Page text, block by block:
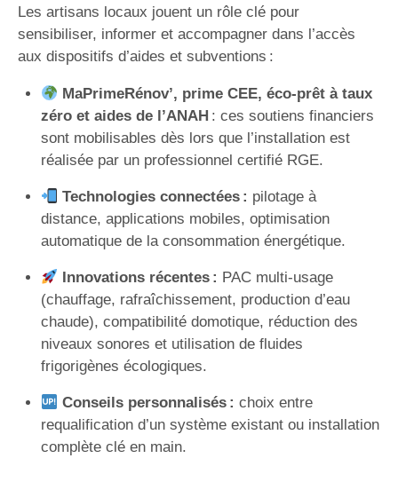
Les artisans locaux jouent un rôle clé pour
sensibiliser, informer et accompagner dans l’accès
aux dispositifs d’aides et subventions :
MaPrimeRénov’, prime CEE, éco-prêt à taux
zéro et aides de l’ANAH : ces soutiens financiers
sont mobilisables dès lors que l’installation est
réalisée par un professionnel certifié RGE.
Technologies connectées : pilotage à
distance, applications mobiles, optimisation
automatique de la consommation énergétique.
Innovations récentes : PAC multi-usage
(chauffage, rafraîchissement, production d’eau
chaude), compatibilité domotique, réduction des
niveaux sonores et utilisation de fluides
frigorigènes écologiques.
Conseils personnalisés : choix entre
requalification d’un système existant ou installation
complète clé en main.